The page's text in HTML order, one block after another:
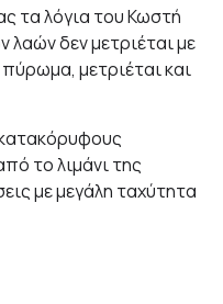
τα λόγια του Κωστή
δεν μετριέται με
μετριέται και
το λιμάνι της
με μεγάλη ταχύτητα